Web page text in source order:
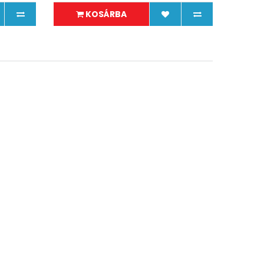
KOSÁRBA